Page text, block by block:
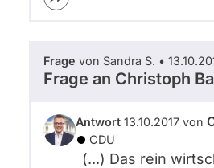
Frage von Sandra S. •
Frage an Christoph
Antwort 13.10.2017 von
CDU
(...) Das rein